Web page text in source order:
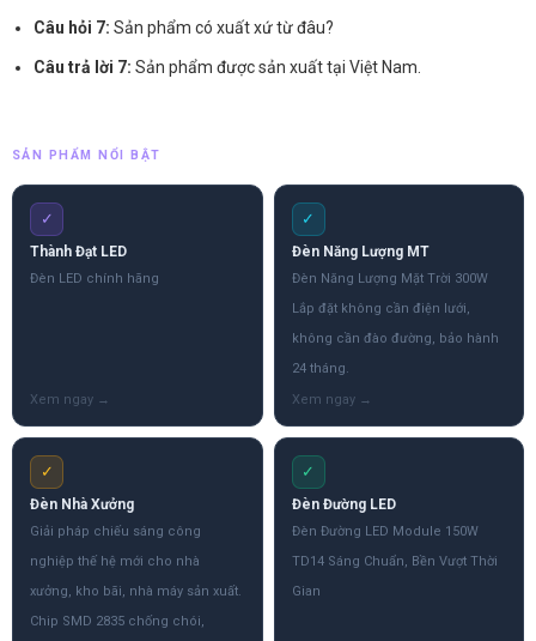
Câu hỏi 7: Sản phẩm có xuất xứ từ đâu?
Câu trả lời 7: Sản phẩm được sản xuất tại Việt Nam.
SẢN PHẨM NỔI BẬT
✓
Thành Đạt LED
Đèn LED chính hãng
✓
Đèn Năng Lượng MT
Đèn Năng Lượng Mặt Trời 300W
Lắp đặt không cần điện lưới,
không cần đào đường, bảo hành
24 tháng.
✓
Đèn Nhà Xưởng
Giải pháp chiếu sáng công
nghiệp thế hệ mới cho nhà
xưởng, kho bãi, nhà máy sản xuất.
Chip SMD 2835 chống chói,
✓
Đèn Đường LED
Đèn Đường LED Module 150W
TD14 Sáng Chuẩn, Bền Vượt Thời
Gian